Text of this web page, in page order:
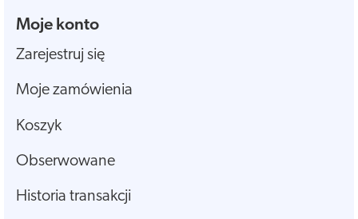
Moje konto
Zarejestruj się
Moje zamówienia
Koszyk
Obserwowane
Historia transakcji